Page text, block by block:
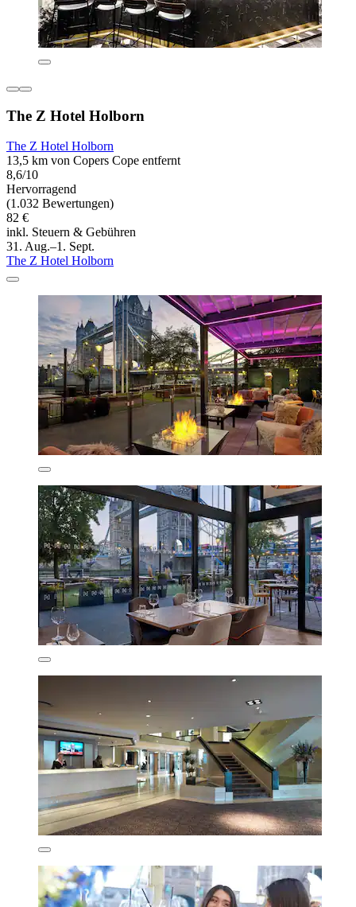
The Z Hotel Holborn
The Z Hotel Holborn
13,5 km von Copers Cope entfernt
8,6/10
Hervorragend
(1.032 Bewertungen)
82 €
inkl. Steuern & Gebühren
31. Aug.–1. Sept.
The Z Hotel Holborn